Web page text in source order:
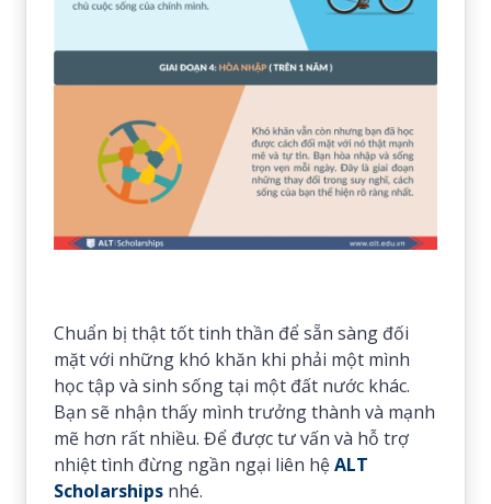
Chuẩn bị thật tốt tinh thần để sẵn sàng đối
mặt với những khó khăn khi phải một mình
học tập và sinh sống tại một đất nước khác.
Bạn sẽ nhận thấy mình trưởng thành và mạnh
mẽ hơn rất nhiều. Để được tư vấn và hỗ trợ
nhiệt tình đừng ngần ngại liên hệALT
Scholarships nhé.